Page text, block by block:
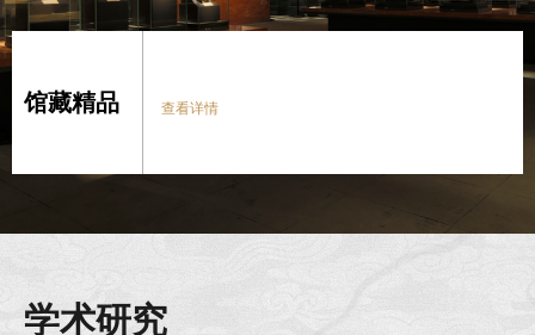
馆藏精品 查看详情
馆藏精品 查看详情
馆藏精品 查看详情
馆藏精品 查看详情
馆藏精品 查看详情
馆藏精品 查看详情
馆藏精品 查看详情
馆藏精品 查看详情
馆藏精品 查看详情
馆藏精品 查看详情
馆藏精品 查看详情
学术研究